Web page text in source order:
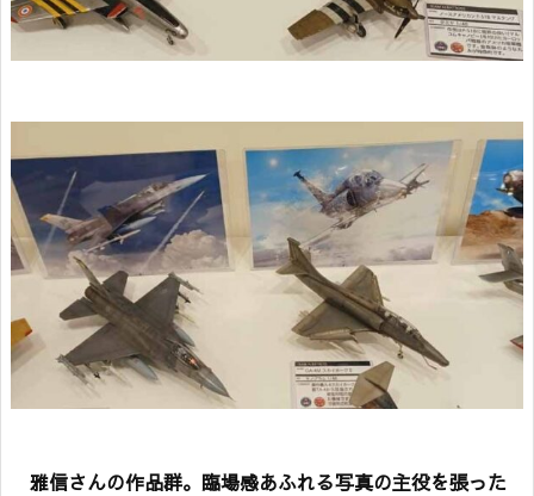
雅信さんの作品群。臨場感あふれる写真の主役を張った